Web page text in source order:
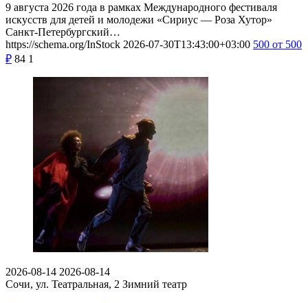
9 августа 2026 года в рамках Международного фестиваля
искусств для детей и молодежи «Сириус — Роза Хутор»
Санкт-Петербургский…
https://schema.org/InStock 2026-07-30T13:43:00+03:00 500 от 500
₽ 84 1
2026-08-14 2026-08-14
Сочи, ул. Театральная, 2 Зимний театр